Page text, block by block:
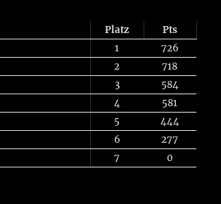
Platz
Pts
1
726
2
718
3
584
4
581
5
444
6
277
7 0